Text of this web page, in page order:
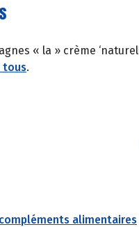
« la » crème
tous.
alimentaires